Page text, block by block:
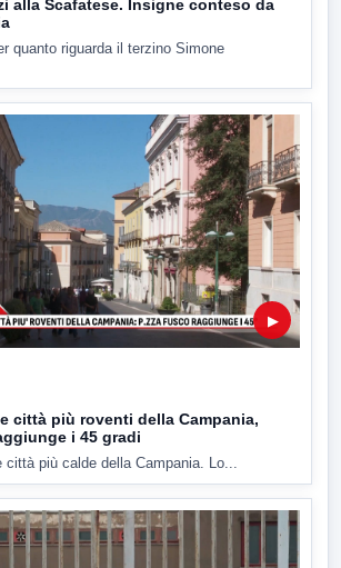
alla Scafatese. Insigne conteso da
quanto riguarda il terzino Simone
▶
città più roventi della Campania,
i 45 gradi
città più calde della Campania. Lo...